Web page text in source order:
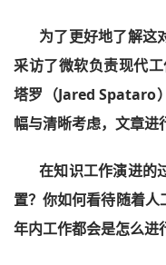
为了更好地了解这
采访了微软负责现代
塔罗（Jared Spataro
幅与清晰考虑，文章进
在知识工作演进的
置？你如何看待随着
年内工作都会是怎么进